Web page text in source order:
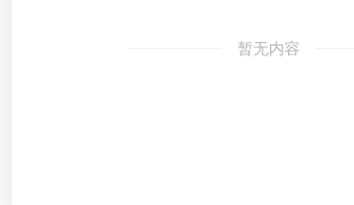
暂无内容